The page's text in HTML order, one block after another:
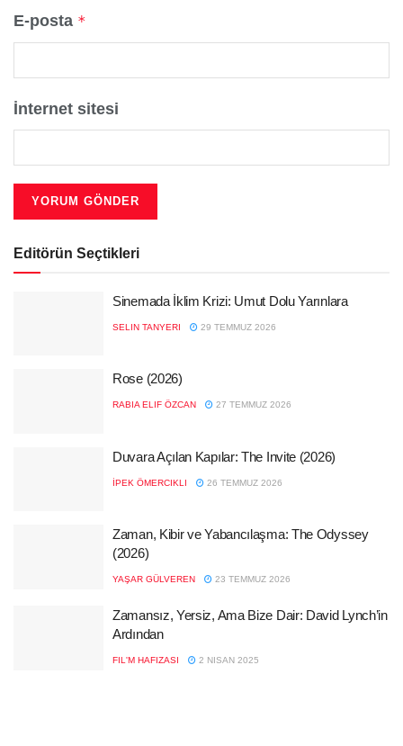
E-posta *
İnternet sitesi
Editörün Seçtikleri
Sinemada İklim Krizi: Umut Dolu Yarınlara
SELIN TANYERI 29 TEMMUZ 2026
Rose (2026)
RABIA ELIF ÖZCAN 27 TEMMUZ 2026
Duvara Açılan Kapılar: The Invite (2026)
İPEK ÖMERCIKLI 26 TEMMUZ 2026
Zaman, Kibir ve Yabancılaşma: The Odyssey
(2026)
YAŞAR GÜLVEREN 23 TEMMUZ 2026
Zamansız, Yersiz, Ama Bize Dair: David Lynch’in
Ardından
FIL'M HAFIZASI 2 NISAN 2025